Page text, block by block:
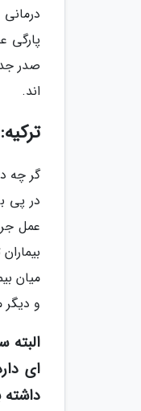
پارگی
صدر
اند.
گر چه
در پی
میان
و دیگر
البته
ای
داشته